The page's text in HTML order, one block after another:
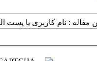
مقاله : نام کاربری یا پست